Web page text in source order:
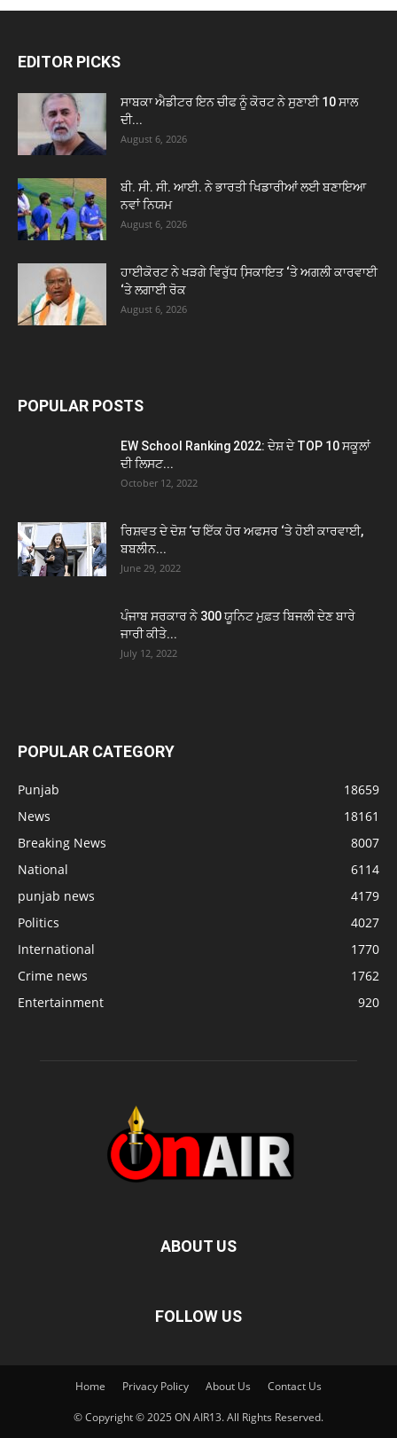
EDITOR PICKS
ਸਾਬਕਾ ਐਡੀਟਰ ਇਨ ਚੀਫ ਨੂੰ ਕੋਰਟ ਨੇ ਸੁਣਾਈ 10 ਸਾਲ
ਦੀ...
August 6, 2026
ਬੀ. ਸੀ. ਸੀ. ਆਈ. ਨੇ ਭਾਰਤੀ ਖਿਡਾਰੀਆਂ ਲਈ ਬਣਾਇਆ
ਨਵਾਂ ਨਿਯਮ
August 6, 2026
ਹਾਈਕੋਰਟ ਨੇ ਖੜਗੇ ਵਿਰੁੱਧ ਸਿ਼ਕਾਇਤ ‘ਤੇ ਅਗਲੀ ਕਾਰਵਾਈ
‘ਤੇ ਲਗਾਈ ਰੋਕ
August 6, 2026
POPULAR POSTS
EW School Ranking 2022: ਦੇਸ਼ ਦੇ TOP 10 ਸਕੂਲਾਂ
ਦੀ ਲਿਸਟ...
October 12, 2022
ਰਿਸ਼ਵਤ ਦੇ ਦੋਸ਼ ‘ਚ ਇੱਕ ਹੋਰ ਅਫਸਰ ‘ਤੇ ਹੋਈ ਕਾਰਵਾਈ,
ਬਬਲੀਨ...
June 29, 2022
ਪੰਜਾਬ ਸਰਕਾਰ ਨੇ 300 ਯੂਨਿਟ ਮੁਫ਼ਤ ਬਿਜਲੀ ਦੇਣ ਬਾਰੇ
ਜਾਰੀ ਕੀਤੇ...
July 12, 2022
POPULAR CATEGORY
Punjab
18659
News
18161
Breaking News
8007
National
6114
punjab news
4179
Politics
4027
International
1770
Crime news
1762
Entertainment
920
ABOUT US
FOLLOW US
Home Privacy Policy About Us Contact Us
© Copyright © 2025 ON AIR13. All Rights Reserved.